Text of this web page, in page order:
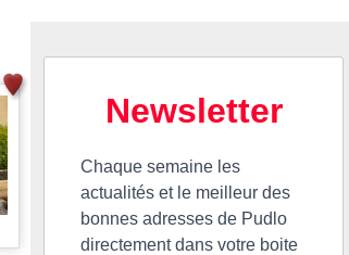
Newsletter
Chaque semaine les
actualités et le meilleur des
bonnes adresses de Pudlo
directement dans votre boite